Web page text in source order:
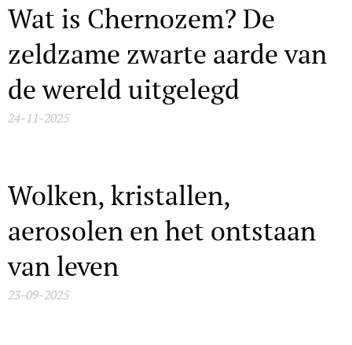
Wat is Chernozem? De
zeldzame zwarte aarde van
de wereld uitgelegd
24-11-2025
Wolken, kristallen,
aerosolen en het ontstaan
van leven
23-09-2025